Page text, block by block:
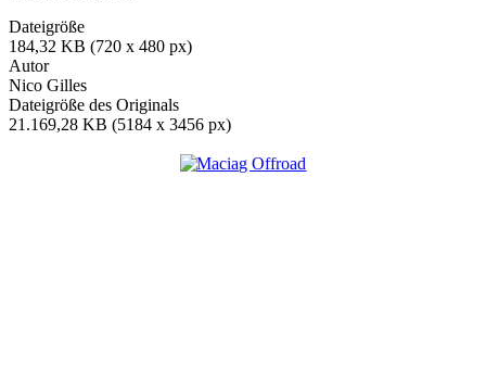
Dateigröße
184,32 KB (720 x 480 px)
Autor
Nico Gilles
Dateigröße des Originals
21.169,28 KB (5184 x 3456 px)